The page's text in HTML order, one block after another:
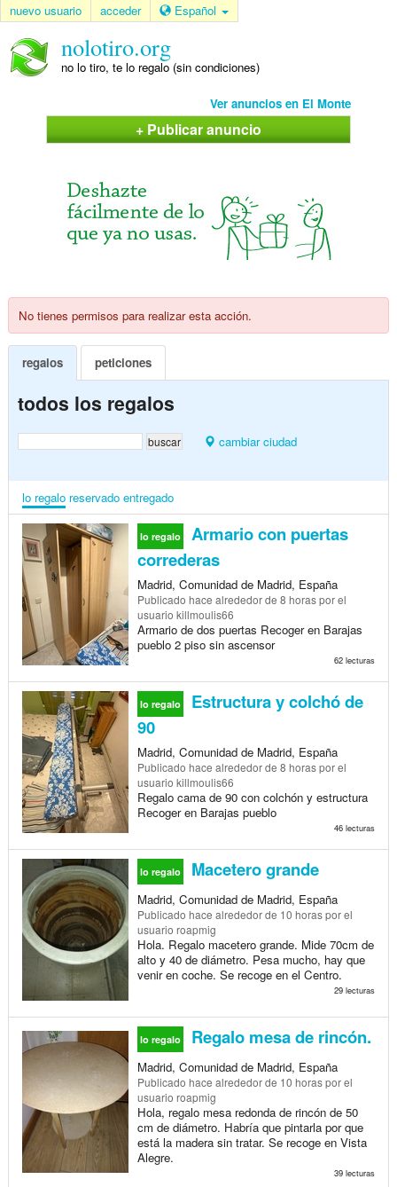
nuevo usuario acceder Español
nolotiro.org
no lo tiro, te lo regalo (sin condiciones)
Ver anuncios en El Monte
+ Publicar anuncio
No tienes permisos para realizar esta acción.
regalos peticiones
todos los regalos
cambiar ciudad
lo regalo reservado entregado
lo regalo
Armario con puertas
correderas
Madrid, Comunidad de Madrid, España
Publicado hace alrededor de 8 horaspor el
usuario killmoulis66
Armario de dos puertas Recoger en Barajas
pueblo 2 piso sin ascensor
62 lecturas
lo regalo
Estructura y colchó de
90
Madrid, Comunidad de Madrid, España
Publicado hace alrededor de 8 horaspor el
usuario killmoulis66
Regalo cama de 90 con colchón y estructura
Recoger en Barajas pueblo
46 lecturas
lo regalo Macetero grande
Madrid, Comunidad de Madrid, España
Publicado hace alrededor de 10 horaspor el
usuario roapmig
Hola. Regalo macetero grande. Mide 70cm de
alto y 40 de diámetro. Pesa mucho, hay que
venir en coche. Se recoge en el Centro.
29 lecturas
lo regalo Regalo mesa de rincón.
Madrid, Comunidad de Madrid, España
Publicado hace alrededor de 10 horaspor el
usuario roapmig
Hola, regalo mesa redonda de rincón de 50
cm de diámetro. Habría que pintarla por que
está la madera sin tratar. Se recoge en Vista
Alegre.
39 lecturas